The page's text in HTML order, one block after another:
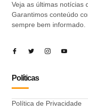
Veja as últimas notícias
Garantimos conteúdo
sempre bem informado.
Políticas
Política de Privacidade